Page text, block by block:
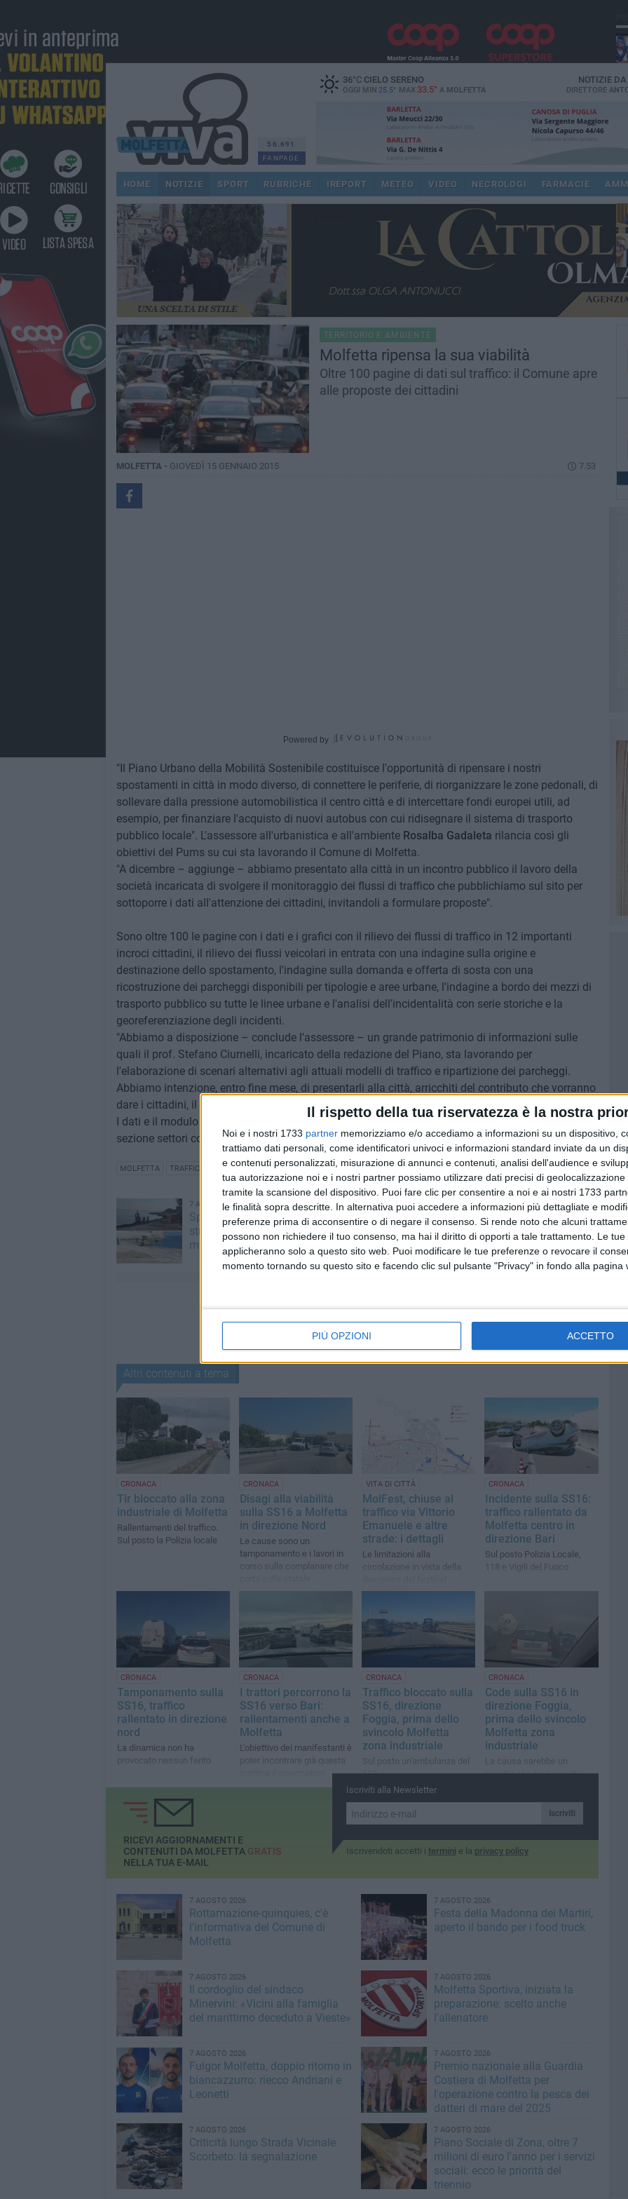
Il rispetto della tua riservatezza è la nostra
Noi e i nostri 1733 partner memorizziamo e/o accediamo a informazioni su un dispositivo,
trattiamo dati personali, come identificatori univoci e informazioni standard inviate da un
e contenuti personalizzati, misurazione di annunci e contenuti, analisi dell'audience e
tua autorizzazione noi e i nostri partner possiamo utilizzare dati precisi di
tramite la scansione del dispositivo. Puoi fare clic per consentire a noi e ai nostri 1733
le finalità sopra descritte. In alternativa puoi accedere a informazioni più dettagliate e
preferenze prima di acconsentire o di negare il consenso. Si rende noto che alcuni
possono non richiedere il tuo consenso, ma hai il diritto di opporti a tale trattamento. Le
applicheranno solo a questo sito web. Puoi modificare le tue preferenze o revocare il
momento tornando su questo sito e facendo clic sul pulsante "Privacy" in fondo alla pagina
PIÙ OPZIONI ACCETTO
56.691
FANPAGE
36°CCIELO SERENO
OGGI MIN 25.5° MAX 33.5° A MOLFETTA
NOTIZIE DA
DIRETTORE
HOME NOTIZIE SPORT RUBRICHE IREPORT METEO VIDEO NECROLOGI FARMACIE
TERRITORIO E AMBIENTE
Molfetta ripensa la sua viabilità
Oltre 100 pagine di dati sul traffico: il Comune apre
alle proposte dei cittadini
MOLFETTA - GIOVEDÌ 15 GENNAIO 2015 7.53
Powered by
"Il Piano Urbano della Mobilità Sostenibile costituisce l'opportunità di ripensare i nostri
spostamenti in città in modo diverso, di connettere le periferie, di riorganizzare le zone pedonali, di
sollevare dalla pressione automobilistica il centro città e di intercettare fondi europei utili, ad
esempio, per finanziare l'acquisto di nuovi autobus con cui ridisegnare il sistema di trasporto
pubblico locale". L'assessore all'urbanistica e all'ambiente Rosalba Gadaleta rilancia così gli
obiettivi del Pums su cui sta lavorando il Comune di Molfetta.
"A dicembre – aggiunge – abbiamo presentato alla città in un incontro pubblico il lavoro della
società incaricata di svolgere il monitoraggio dei flussi di traffico che pubblichiamo sul sito per
sottoporre i dati all'attenzione dei cittadini, invitandoli a formulare proposte".
Sono oltre 100 le pagine con i dati e i grafici con il rilievo dei flussi di traffico in 12 importanti
incroci cittadini, il rilievo dei flussi veicolari in entrata con una indagine sulla origine e
destinazione dello spostamento, l'indagine sulla domanda e offerta di sosta con una
ricostruzione dei parcheggi disponibili per tipologie e aree urbane, l'indagine a bordo dei mezzi di
trasporto pubblico su tutte le linee urbane e l'analisi dell'incidentalità con serie storiche e la
georeferenziazione degli incidenti.
"Abbiamo a disposizione – conclude l'assessore – un grande patrimonio di informazioni sulle
quali il prof. Stefano Ciurnelli, incaricato della redazione del Piano, sta lavorando per
l'elaborazione di scenari alternativi agli attuali modelli di traffico e ripartizione dei parcheggi.
Abbiamo intenzione, entro fine mese, di presentarli alla città, arricchiti del contributo che vorranno
dare i cittadini, il cui sguardo, specie su situazioni di dettaglio potrà essere prezioso".
I dati e il modulo sono disponibili sul sito internet del Comune di Molfetta in homepage e nella
sezione settori comunali/territorio.
MOLFETTA TRAFFICO
7 AGOSTO 2026
Spiagge libere, via alla pulizia
straordinaria a Molfetta dopo le
mareggiate
7 AGOSTO 2026
Molfetta Calcio, tre innesti di
spessore: arrivano i molfettesi
Roselli, Cirillo e Caputi
Altri contenuti a tema
CRONACA
Tir bloccato alla zona
industriale di Molfetta
Rallentamenti del traffico.
Sul posto la Polizia locale
CRONACA
Disagi alla viabilità
sulla SS16 a Molfetta
in direzione Nord
Le cause sono un
tamponamento e i lavori in
corso sulla complanare che
VITA DI CITTÀ
MolFest, chiuse al
traffico via Vittorio
Emanuele e altre
strade: i dettagli
Le limitazioni alla
circolazione in vista della
CRONACA
Incidente sulla SS16:
traffico rallentato da
Molfetta centro in
direzione Bari
Sul posto Polizia Locale,
118 e Vigili del Fuoco
CRONACA
Tamponamento sulla
SS16, traffico
rallentato in direzione
nord
La dinamica non ha
provocato nessun ferito
CRONACA
I trattori percorrono la
SS16 verso Bari:
rallentamenti anche a
Molfetta
L'obiettivo dei manifestanti è
poter incontrare già questa
Emiliano
CRONACA
Traffico bloccato sulla
SS16, direzione
Foggia, prima dello
svincolo Molfetta
zona industriale
Sul posto un'ambulanza del
118
CRONACA
Code sulla SS16 in
direzione Foggia,
prima dello svincolo
Molfetta zona
industriale
La causa sarebbe un
sinistro che ha coinvolto
Iscriviti alla Newsletter
Iscriviti
Iscrivendoti accetti i termini e la privacy policy
RICEVI AGGIORNAMENTI E
CONTENUTI DA MOLFETTA GRATIS
NELLA TUA E-MAIL
7 AGOSTO 2026
Rottamazione-quinquies, c'è
l'informativa del Comune di
Molfetta
7 AGOSTO 2026
Festa della Madonna dei Martiri,
aperto il bando per i food truck
7 AGOSTO 2026
Il cordoglio del sindaco
Minervini: «Vicini alla famiglia
del marittimo deceduto a Vieste»
7 AGOSTO 2026
Molfetta Sportiva, iniziata la
preparazione: scelto anche
l'allenatore
7 AGOSTO 2026
Fulgor Molfetta, doppio ritorno in
biancazzurro: riecco Andriani e
Leonetti
7 AGOSTO 2026
Premio nazionale alla Guardia
Costiera di Molfetta per
l'operazione contro la pesca dei
datteri di mare del 2025
7 AGOSTO 2026
Criticità lungo Strada Vicinale
Scorbeto: la segnalazione
7 AGOSTO 2026
Piano Sociale di Zona, oltre 7
milioni di euro l'anno per i servizi
sociali: ecco le priorità del
triennio